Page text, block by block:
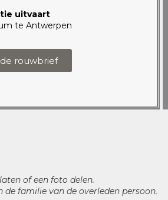
uitvaart
te Antwerpen
rouwbrief
of een foto delen.
familie van de overleden persoon.